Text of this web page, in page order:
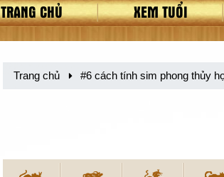
TRANG CHỦ XEM TUỔI
Trang chủ #6 cách tính sim phong thủy